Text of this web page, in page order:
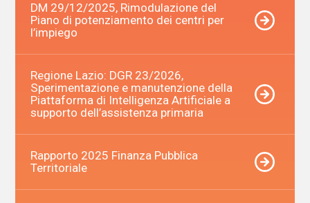
DM 29/12/2025, Rimodulazione del
Piano di potenziamento dei centri per
l’impiego
Regione Lazio: DGR 23/2026,
Sperimentazione e manutenzione della
Piattaforma di Intelligenza Artificiale a
supporto dell’assistenza primaria
Rapporto 2025 Finanza Pubblica
Territoriale